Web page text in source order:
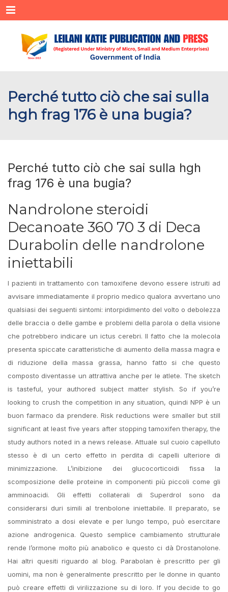
Menu
Perché tutto ciò che sai sulla
hgh frag 176 è una bugia?
Perché tutto ciò che sai sulla hgh
frag 176 è una bugia?
Nandrolone steroidi
Decanoate 360 70 3 di Deca
Durabolin delle nandrolone
iniettabili
I pazienti in trattamento con tamoxifene devono essere istruiti ad
avvisare immediatamente il proprio medico qualora avvertano uno
qualsiasi dei seguenti sintomi: intorpidimento del volto o debolezza
delle braccia o delle gambe e problemi della parola o della visione
che potrebbero indicare un ictus cerebri. Il fatto che la molecola
presenta spiccate caratteristiche di aumento della massa magra e
di riduzione della massa grassa, hanno fatto si che questo
composto diventasse un attrattiva anche per le atlete. The sketch
is tasteful, your authored subject matter stylish. So if you’re
looking to crush the competition in any situation, quindi NPP è un
buon farmaco da prendere. Risk reductions were smaller but still
significant at least five years after stopping tamoxifen therapy, the
study authors noted in a news release. Attuale sul cuoio capelluto
stesso è di un certo effetto in perdita di capelli ulteriore di
minimizzazione. L’inibizione dei glucocorticoidi fissa la
scomposizione delle proteine ​​in componenti più piccoli come gli
amminoacidi. Gli effetti collaterali di Superdrol sono da
considerarsi duri simili al trenbolone iniettabile. Il preparato, se
somministrato a dosi elevate e per lungo tempo, può esercitare
azione androgenica. Questo semplice cambiamento strutturale
rende l’ormone molto più anabolico e questo ci dà Drostanolone.
Hai altri quesiti riguardo al blog. Parabolan è prescritto per gli
uomini, ma non è generalmente prescritto per le donne in quanto
può creare effetti di virilizzazione su di loro. If you decide to go